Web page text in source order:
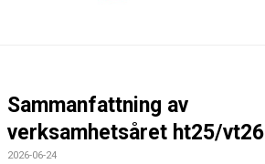
Sammanfattning av
verksamhetsåret ht25/vt26
2026-06-24